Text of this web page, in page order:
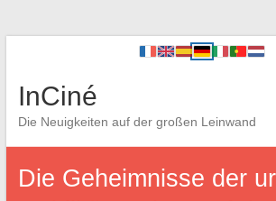
InCiné
Die Neuigkeiten auf der großen Leinwand
Die Geheimnisse der